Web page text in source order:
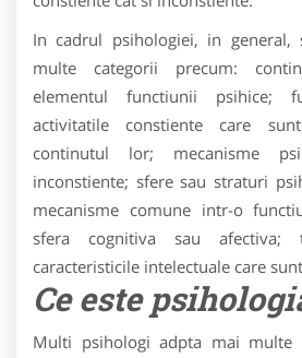
In cadrul psihologiei, in
multe categorii precum:
elementul functiunii psihice;
activitatile constiente care
continutul lor; mecanisme
inconstiente; sfere sau straturi
mecanisme comune intr-o
sfera cognitiva sau afectiva;
caracteristicile intelectuale care
Ce este
Multi psihologi adpta mai multe